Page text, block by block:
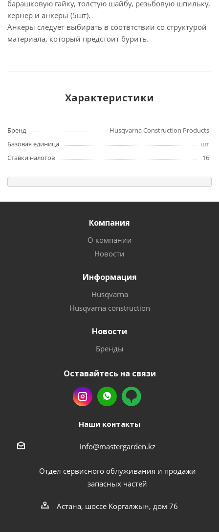
барашковую гайку, толстую шайбу, резьбовую шпильку,
кернер и анкеры (5шт).
Анкеры следует выбирать в соотвтствии со структурой
материала, который предстоит бурить.
Характеристики
Бренд
Husqvarna Construction Products
Базовая единица
шт
Ставки налогов
16
Компания
О компании
Новости
Информация
Husqvarna
Husqvarna construction
Новости
Бренды
Оставайтесь на связи
Наши контакты
info@mastergarden.kz
Отдел сервисного облуживания и продажи
запасных частей
Астана, шоссе Коргалжын, дом 76